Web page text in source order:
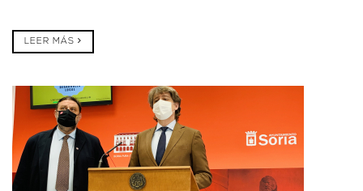
LEER MÁS